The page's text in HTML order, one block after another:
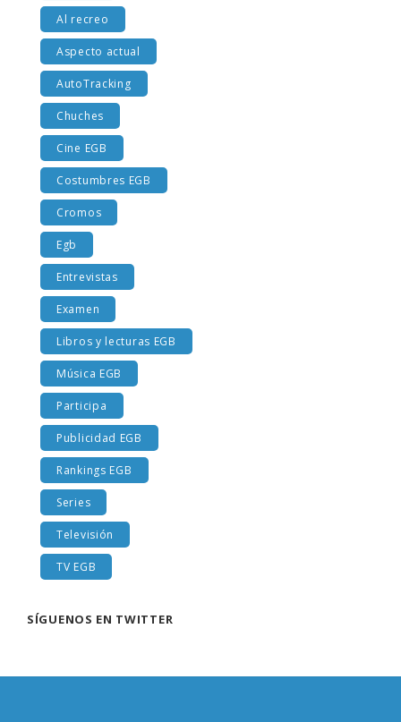
Al recreo
Aspecto actual
AutoTracking
Chuches
Cine EGB
Costumbres EGB
Cromos
Egb
Entrevistas
Examen
Libros y lecturas EGB
Música EGB
Participa
Publicidad EGB
Rankings EGB
Series
Televisión
TV EGB